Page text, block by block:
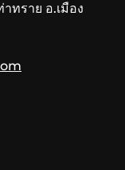
ทราย อ.เมือง